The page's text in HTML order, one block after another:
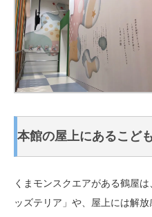
本館の屋上にあるこど
くまモンスクエアがある鶴屋
ッズテリア」や、屋上には解